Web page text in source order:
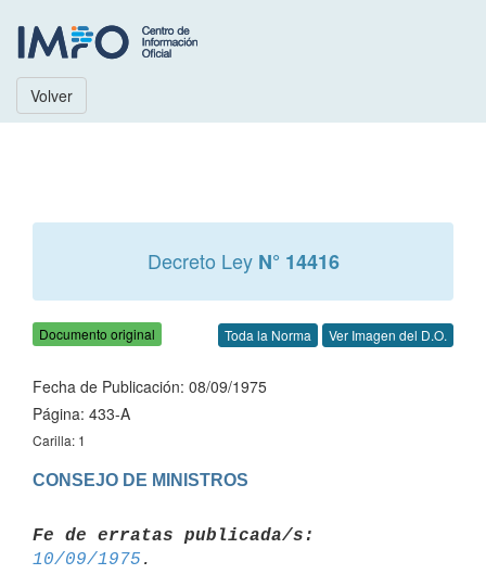
Volver
Decreto Ley N° 14416
Documento original Toda la Norma Ver Imagen del D.O.
Fecha de Publicación: 08/09/1975
Página: 433-A
Carilla: 1
CONSEJO DE MINISTROS
Fe de erratas publicada/s:
10/09/1975